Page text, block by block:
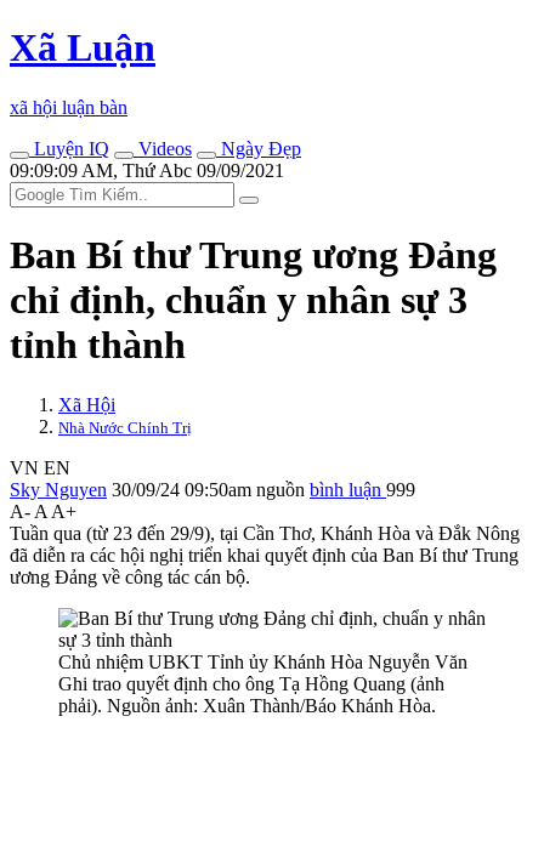
Xã Luận
xã hội luận bàn
Luyện IQ
Videos
Ngày Đẹp
09:09:09 AM, Thứ Abc 09/09/2021
Ban Bí thư Trung ương Đảng
chỉ định, chuẩn y nhân sự 3
tỉnh thành
Xã Hội
Nhà Nước Chính Trị
VN EN
Sky Nguyen 30/09/24 09:50am nguồn bình luận 999
A- A A+
Tuần qua (từ 23 đến 29/9), tại Cần Thơ, Khánh Hòa và Đắk Nông
đã diễn ra các hội nghị triển khai quyết định của Ban Bí thư Trung
ương Đảng về công tác cán bộ.
Chủ nhiệm UBKT Tỉnh ủy Khánh Hòa Nguyễn Văn
Ghi trao quyết định cho ông Tạ Hồng Quang (ảnh
phải). Nguồn ảnh: Xuân Thành/Báo Khánh Hòa.